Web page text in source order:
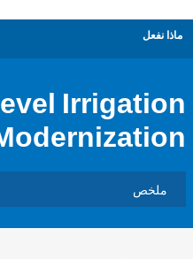
level